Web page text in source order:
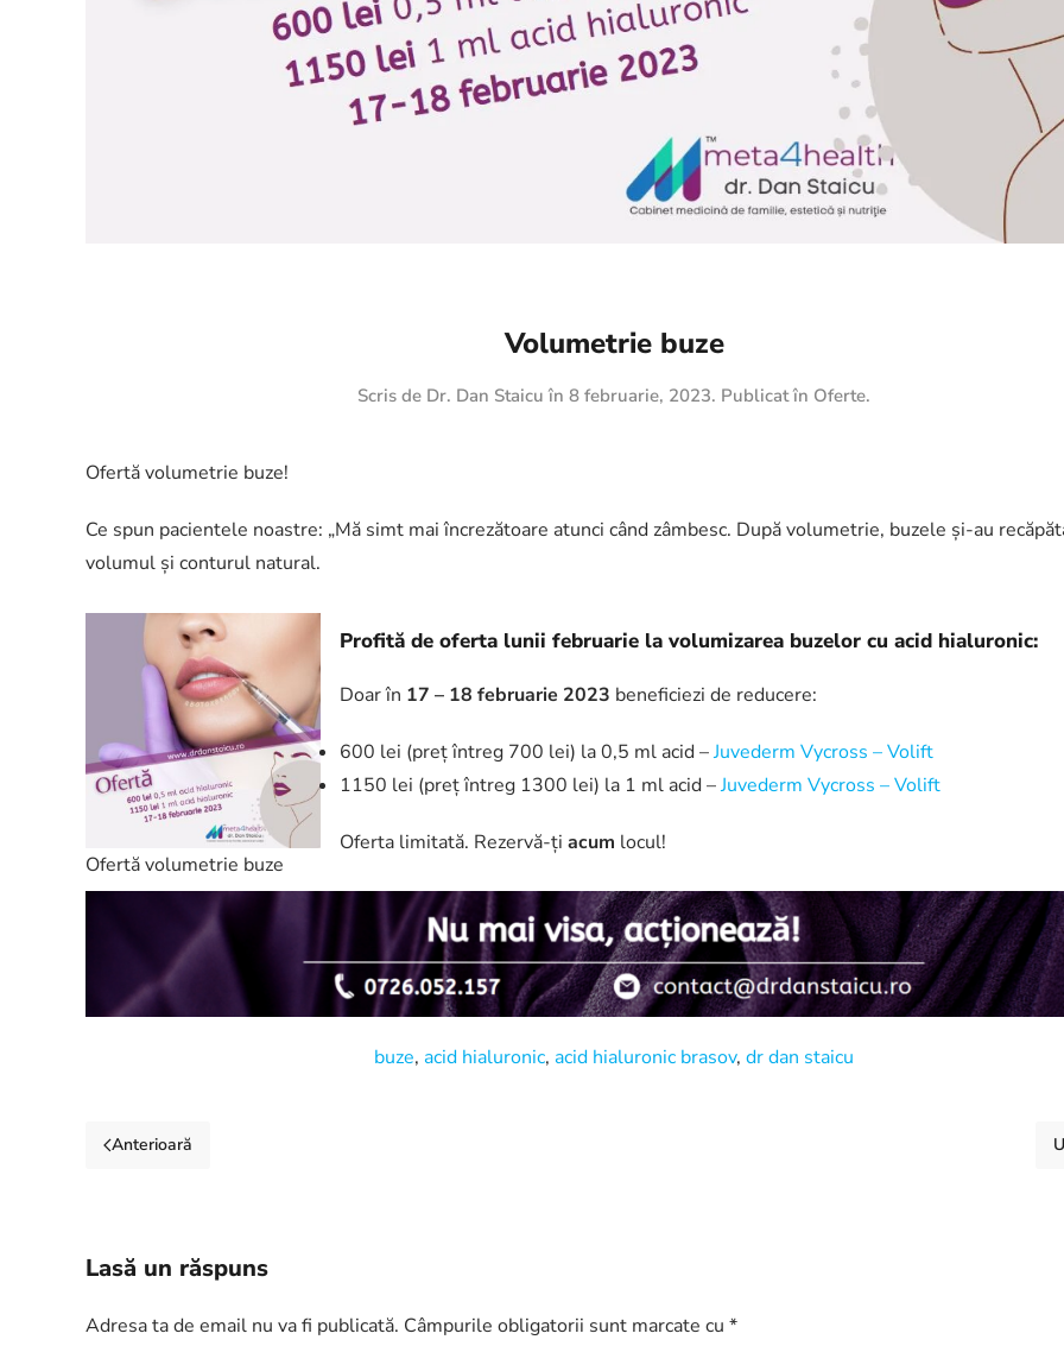
Volumetrie buze
Scris de Dr. Dan Staicu în 8 februarie, 2023. Publicat în Oferte.
Ofertă volumetrie buze!
Ce spun pacientele noastre: „Mă simt mai încrezătoare atunci când zâmbesc. După volumetrie, buzele și-au
volumul și conturul natural.
Ofertă volumetrie buze
Profită de oferta lunii februarie la volumizarea buzelor cu acid hialuronic:
Doar în 17 – 18 februarie 2023 beneficiezi de reducere:
600 lei (preț întreg 700 lei) la 0,5 ml acid –Juvederm Vycross – Volift
1150 lei (preț întreg 1300 lei) la 1 ml acid –Juvederm Vycross – Volift
Oferta limitată. Rezervă-ți acum locul!
buze, acid hialuronic, acid hialuronic brasov, dr dan staicu
Anterioară
Lasă un răspuns
Adresa ta de email nu va fi publicată. Câmpurile obligatorii sunt marcate cu *